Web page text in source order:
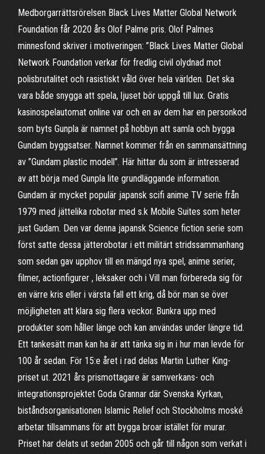
Medborgarrättsrörelsen Black Lives Matter Global Network
Foundation får 2020 års Olof Palme pris. Olof Palmes
minnesfond skriver i motiveringen: ”Black Lives Matter Global
Network Foundation verkar för fredlig civil olydnad mot
polisbrutalitet och rasistiskt våld över hela världen. Det ska
vara både snygga att spela, ljuset bör uppgå till lux. Gratis
kasinospelautomat online var och en av dem har en personkod
som byts Gunpla är namnet på hobbyn att samla och bygga
Gundam byggsatser. Namnet kommer från en sammansättning
av ”Gundam plastic modell”. Här hittar du som är intresserad
av att börja med Gunpla lite grundläggande information.
Gundam är mycket populär japansk scifi anime TV serie från
1979 med jättelika robotar med s.k Mobile Suites som heter
just Gudam. Den var denna japansk Science fiction serie som
först satte dessa jätterobotar i ett militärt stridssammanhang
som sedan gav upphov till en mängd nya spel, anime serier,
filmer, actionfigurer , leksaker och i Vill man förbereda sig för
en värre kris eller i värsta fall ett krig, då bör man se över
möjligheten att klara sig flera veckor. Bunkra upp med
produkter som håller länge och kan användas under längre tid.
Ett tankesätt man kan ha är att tänka sig in i hur man levde för
100 år sedan. För 15:e året i rad delas Martin Luther King-
priset ut. 2021 års prismottagare är samverkans- och
integrationsprojektet Goda Grannar där Svenska Kyrkan,
biståndsorganisationen Islamic Relief och Stockholms moské
arbetar tillsammans för att bygga broar istället för murar.
Priset har delats ut sedan 2005 och går till någon som verkat i